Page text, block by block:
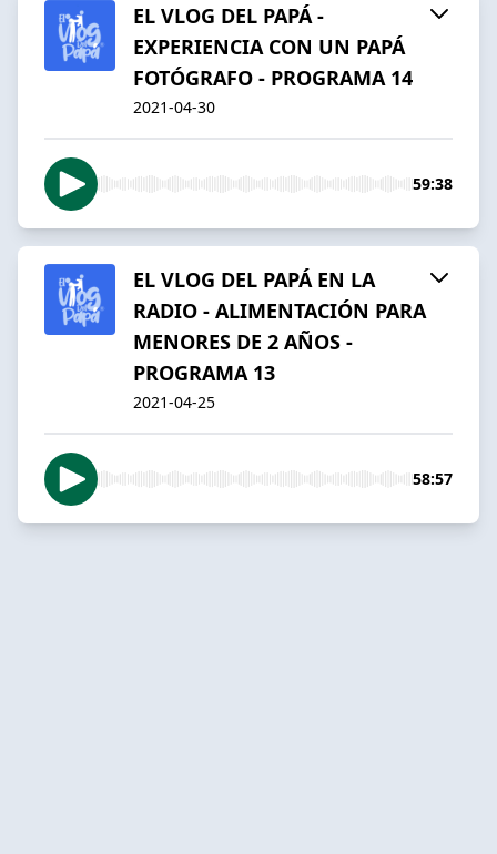
EL VLOG DEL PAPÁ -
EXPERIENCIA CON UN PAPÁ
FOTÓGRAFO - PROGRAMA 14
2021-04-30
59:38
EL VLOG DEL PAPÁ EN LA
RADIO - ALIMENTACIÓN PARA
MENORES DE 2 AÑOS -
PROGRAMA 13
2021-04-25
58:57